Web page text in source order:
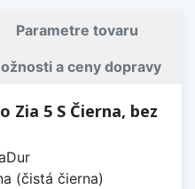
Parametre tovaru
a ceny dopravy
Zia 5 S Čierna, bez
(čistá čierna)